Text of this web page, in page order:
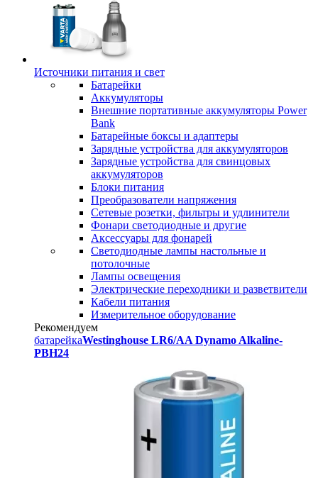
Источники питания и свет
Батарейки
Аккумуляторы
Внешние портативные аккумуляторы Power
Bank
Батарейные боксы и адаптеры
Зарядные устройства для аккумуляторов
Зарядные устройства для свинцовых
аккумуляторов
Блоки питания
Преобразователи напряжения
Сетевые розетки, фильтры и удлинители
Фонари светодиодные и другие
Аксессуары для фонарей
Светодиодные лампы настольные и
потолочные
Лампы освещения
Электрические переходники и разветвители
Кабели питания
Измерительное оборудование
Рекомендуем
батарейкаWestinghouse LR6/AA Dynamo Alkaline-
PBH24